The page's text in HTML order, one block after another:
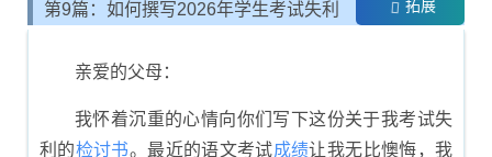
第9篇：如何撰写2026年学生考试失利 拓展
亲爱的父母：
我怀着沉重的心情向你们写下这份关于我考试失
利的检讨书。最近的语文考试成绩让我无比懊悔，我